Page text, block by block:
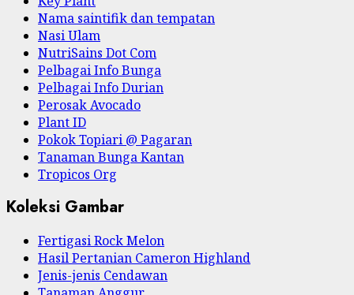
Nama saintifik dan tempatan
Nasi Ulam
NutriSains Dot Com
Pelbagai Info Bunga
Pelbagai Info Durian
Perosak Avocado
Plant ID
Pokok Topiari @ Pagaran
Tanaman Bunga Kantan
Tropicos Org
Koleksi Gambar
Fertigasi Rock Melon
Hasil Pertanian Cameron Highland
Jenis-jenis Cendawan